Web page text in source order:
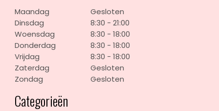
Maandag
Dinsdag
Woensdag
Donderdag
Vrijdag
Zaterdag
Zondag
Gesloten
8:30 - 21:00
8:30 - 18:00
8:30 - 18:00
8:30 - 18:00
Gesloten
Gesloten
Categorieën